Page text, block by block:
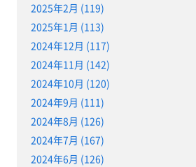
2025年2月 (119)
2025年1月 (113)
2024年12月 (117)
2024年11月 (142)
2024年10月 (120)
2024年9月 (111)
2024年8月 (126)
2024年7月 (167)
2024年6月 (126)